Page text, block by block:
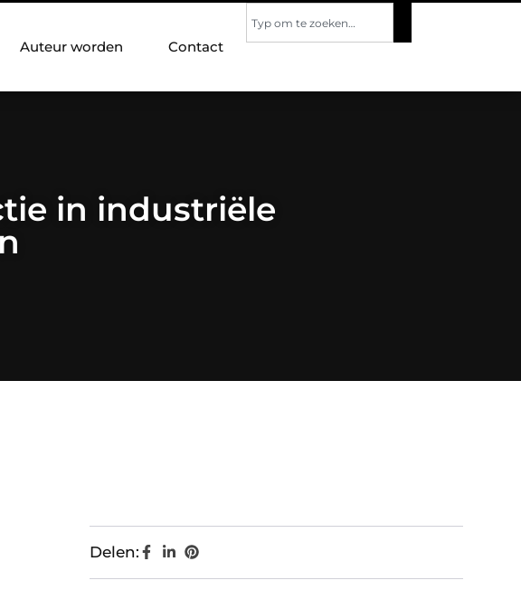
Auteur worden Contact
in industriële
Delen: